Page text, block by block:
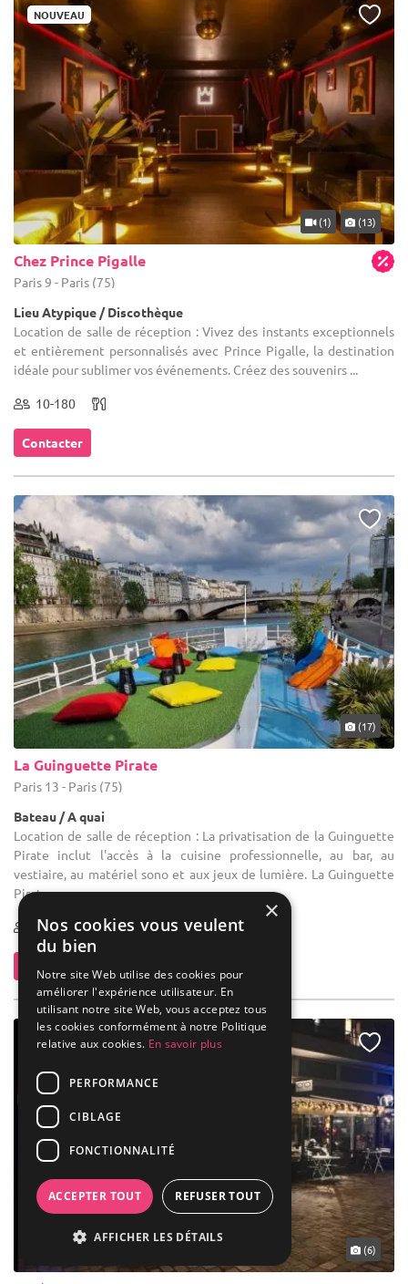
NOUVEAU
(1) (13)
Chez Prince Pigalle
Paris 9 - Paris (75)
Lieu Atypique / Discothèque
Location de salle de réception : Vivez des instants exceptionnels
et entièrement personnalisés avec Prince Pigalle, la destination
idéale pour sublimer vos événements. Créez des souvenirs ...
10-180
Contacter
(17)
La Guinguette Pirate
Paris 13 - Paris (75)
Bateau / A quai
Location de salle de réception : La privatisation de la Guinguette
Pirate inclut l'accès à la cuisine professionnelle, au bar, au
vestiaire, au matériel sono et aux jeux de lumière. La Guinguette
Pirate ...
50-200
(6)
×
Nos cookies vous veulent
du bien
Notre site Web utilise des cookies pour
améliorer l'expérience utilisateur. En
utilisant notre site Web, vous acceptez tous
les cookies conformément à notre Politique
relative aux cookies. En savoir plus
PERFORMANCE
CIBLAGE
FONCTIONNALITÉ
ACCEPTER TOUT REFUSER TOUT
AFFICHER LES DÉTAILS